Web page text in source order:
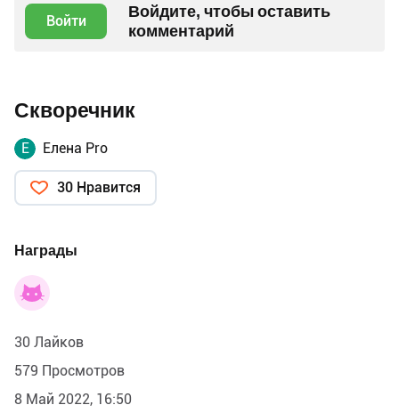
Войти
Войдите, чтобы оставить
комментарий
Скворечник
Е Елена Pro
30 Нравится
Награды
30 Лайков
579 Просмотров
8 Май 2022, 16:50